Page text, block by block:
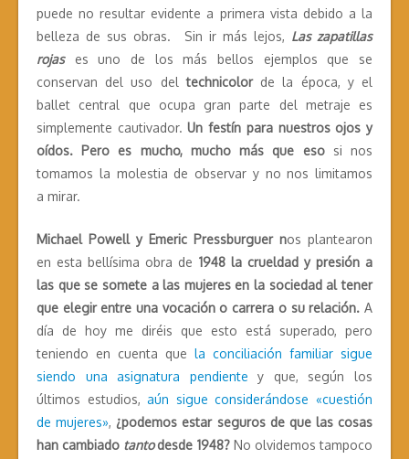
puede no resultar evidente a primera vista debido a la
belleza de sus obras. Sin ir más lejos, Las zapatillas
rojases uno de los más bellos ejemplos que se
conservan del uso deltechnicolorde la época, y el
ballet central que ocupa gran parte del metraje es
simplemente cautivador.Un festín para nuestros ojos y
oídos. Pero es mucho, mucho más que esosi nos
tomamos la molestia de observar y no nos limitamos
a mirar.
Michael Powell y Emeric Pressburguer nos plantearon
en esta bellísima obra de 1948 la crueldad y presión a
las que se somete a las mujeres en la sociedad al tener
que elegir entre una vocación o carrera o su relación. A
día de hoy me diréis que esto está superado, pero
teniendo en cuenta que la conciliación familiar sigue
siendo una asignatura pendiente y que, según los
últimos estudios,aún sigue considerándose «cuestión
de mujeres», ¿podemos estar seguros de que las cosas
han cambiado tantodesde 1948?No olvidemos tampoco